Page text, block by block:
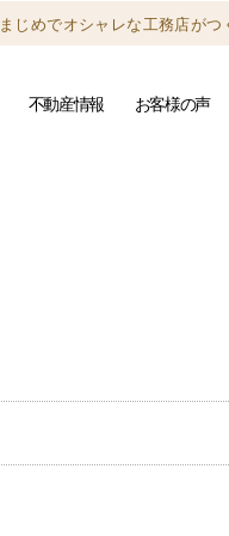
まじめでオシャレな工務店がつ
不動産情報 お客様の声